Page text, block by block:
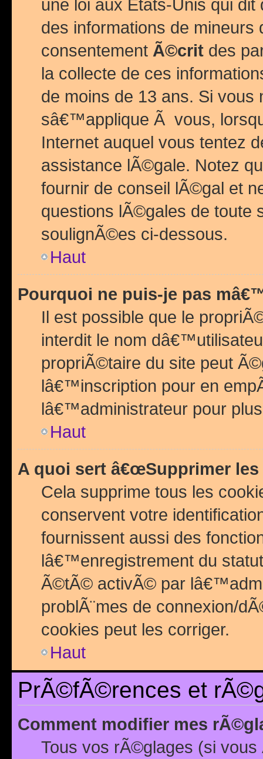
une loi aux Etats-Unis qui
des informations de mineurs
consentement Ã©crit des
la collecte de ces
de moins de 13 ans. Si
sâ€™applique Ã vous,
Internet auquel vous tentez
assistance lÃ©gale. Notez
fournir de conseil lÃ©gal et
questions lÃ©gales de
soulignÃ©es ci-dessous.
Haut
Pourquoi ne puis-je pas
Il est possible que le
interdit le nom
propriÃ©taire du site peut
lâ€™inscription pour en
lâ€™administrateur pour
Haut
A quoi sert â€œSupprimer les
Cela supprime tous les
conservent votre
fournissent aussi des
lâ€™enregistrement du
Ã©tÃ© activÃ© par
problÃ¨mes de connexion/
cookies peut les corriger.
Haut
PrÃ©fÃ©rences et
Comment modifier mes
Tous vos rÃ©glages (si